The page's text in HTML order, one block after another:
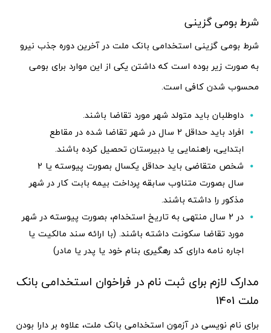
شرط بومی گزینی
شرط بومی گزینی استخدامی بانک ملت در آخرین دوره جذب نیرو
به صورت زیر بوده است که داشتن یکی از این موارد برای بومی
محسوب شدن کافی است.
داوطلبان باید متولد شهر مورد تقاضا باشند.
افراد باید حداقل 2 سال در شهر تقاضا شده در مقاطع
ابتدایی، راهنمایی یا دبیرستان تحصیل کرده باشند.
شخص متقاضی باید حداقل یکسال بصورت پیوسته یا 2
سال بصورت متناوب سابقه پرداخت بیمه بابت کار در شهر
مذکور را داشته باشند.
در 2 سال منتهی به تاریخ استخدام، بصورت پیوسته در شهر
مورد تقاضا سکونت داشته باشند. (با ارائه سند مالکیت یا
اجاره نامه دارای کد رهگیری بنام خود یا پدر یا مادر)
مدارک لازم برای ثبت نام در فراخوان استخدامی بانک
ملت 1401
برای نام نویسی در آزمون استخدامی بانک ملت، علاوه بر دارا بودن